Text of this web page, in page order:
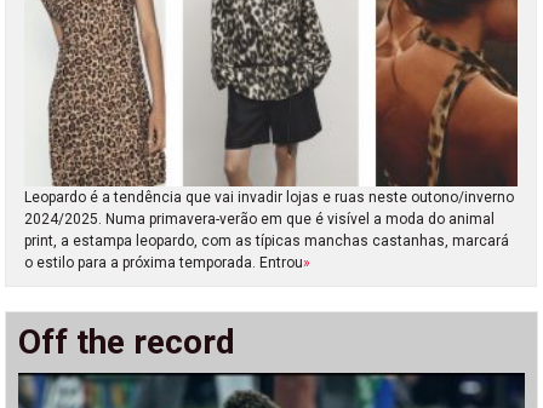
Leopardo é a tendência que vai invadir lojas e ruas neste outono/inverno
2024/2025. Numa primavera-verão em que é visível a moda do animal
print, a estampa leopardo, com as típicas manchas castanhas, marcará
o estilo para a próxima temporada. Entrou»
Off the record